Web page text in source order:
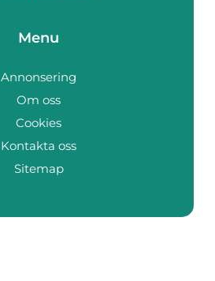
Menu
Annonsering
Om oss
Cookies
Kontakta oss
Sitemap